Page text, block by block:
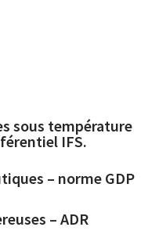
sous température
IFS.
– norme GDP
– ADR